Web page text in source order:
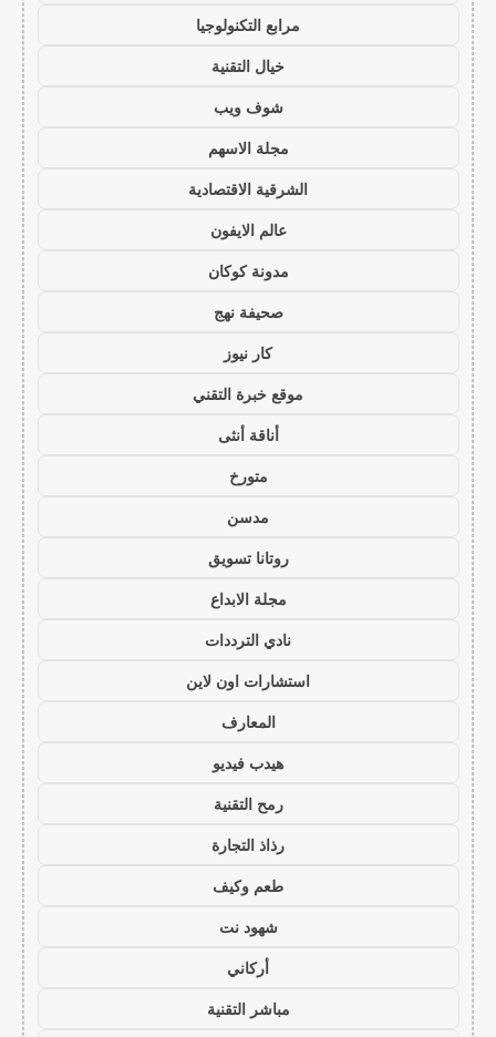
مرابع التكنولوجيا
خيال التقنية
شوف ويب
مجلة الاسهم
الشرقية الاقتصادية
عالم الايفون
مدونة كوكان
صحيفة نهج
كار نيوز
موقع خبرة التقني
أناقة أنثى
متورخ
مدسن
روتانا تسويق
مجلة الابداع
نادي الترددات
استشارات اون لاين
المعارف
هيدب فيديو
رمح التقنية
رذاذ التجارة
طعم وكيف
شهود نت
أركاني
مباشر التقنية